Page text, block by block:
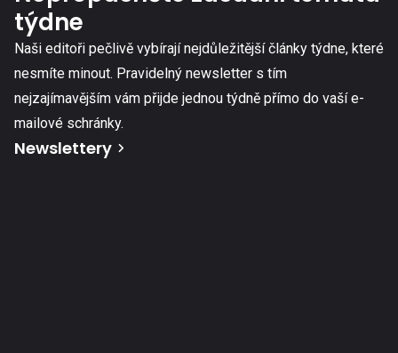
týdne
Naši editoři pečlivě vybírají nejdůležitější články týdne, které
nesmíte minout. Pravidelný newsletter s tím
nejzajímavějším vám přijde jednou týdně přímo do vaší e-
mailové schránky.
Newslettery